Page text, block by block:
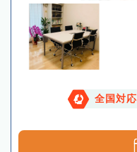
全国対応